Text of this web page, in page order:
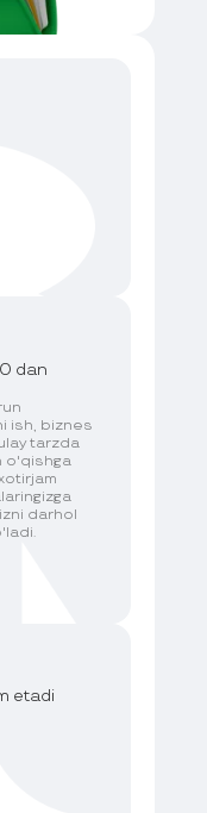
beramiz,
ishonchli
tanlashni
dan
ish, biznes
tarzda
o'qishga
darhol
etadi